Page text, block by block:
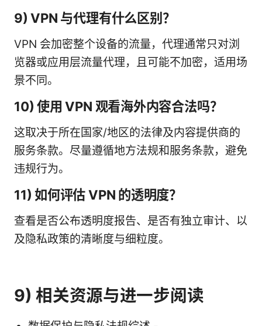
9) VPN 与代理有什么区别？
VPN 会加密整个设备的流量，代理通常只对浏
览器或应用层流量代理，且可能不加密，适用场
景不同。
10) 使用 VPN 观看海外内容合法吗？
这取决于所在国家/地区的法律及内容提供商的
服务条款。尽量遵循地方法规和服务条款，避免
违规行为。
11) 如何评估 VPN 的透明度？
查看是否公布透明度报告、是否有独立审计、以
及隐私政策的清晰度与细粒度。
9) 相关资源与进一步阅读